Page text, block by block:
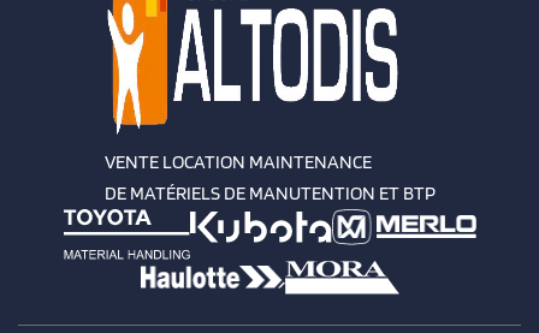
VENTE LOCATION MAINTENANCE
DE MATÉRIELS DE MANUTENTION ET BTP